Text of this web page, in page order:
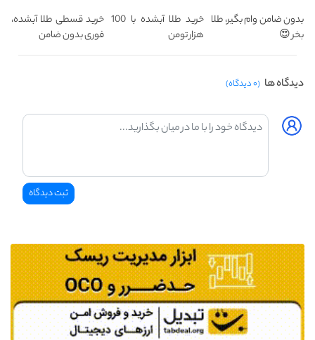
بدون ضامن وام بگیر، طلا
بخر 😍
خرید طلا آبشده با 100
هزار تومن
خرید قسطی طلا آبشده،
فوری بدون ضامن
دیدگاه ها (۰ دیدگاه)